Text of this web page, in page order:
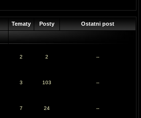
Tematy Posty Ostatni post
2 2 --
3 103 --
7 24 --